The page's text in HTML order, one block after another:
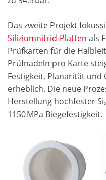
Das zweite Projekt
Siliziumnitrid-Platten als
Prüfkarten für die
Prüfnadeln pro Karte
Festigkeit, Planarität
erheblich. Die neue
Herstellung hochfester
1150 MPa Biegefestigkeit.